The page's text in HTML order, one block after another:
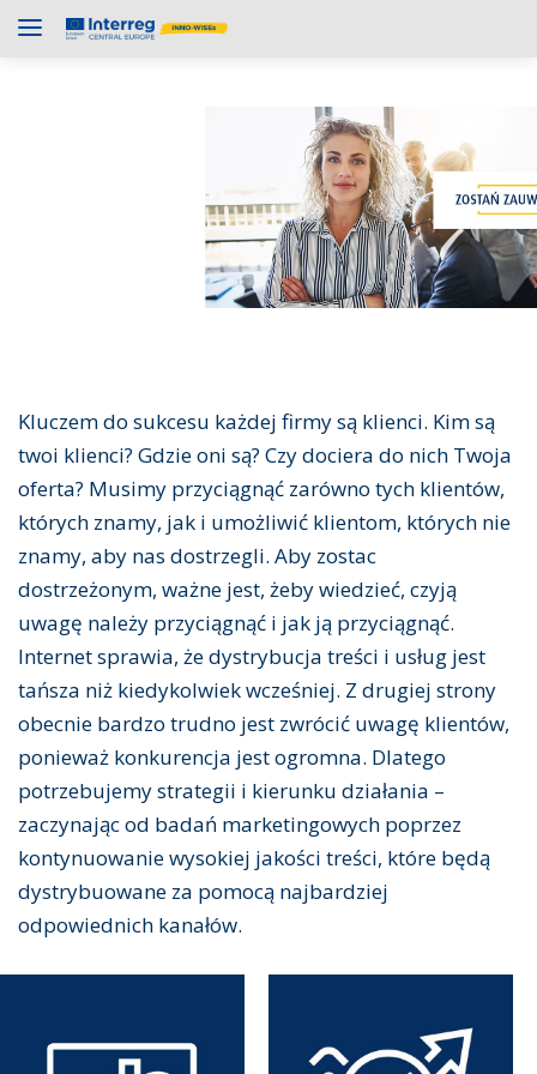
Kluczem do sukcesu każdej firmy są klienci. Kim są
twoi klienci? Gdzie oni są? Czy dociera do nich Twoja
oferta? Musimy przyciągnąć zarówno tych klientów,
których znamy, jak i umożliwić klientom, których nie
znamy, aby nas dostrzegli. Aby zostac
dostrzeżonym, ważne jest, żeby wiedzieć, czyją
uwagę należy przyciągnąć i jak ją przyciągnąć.
Internet sprawia, że ​​dystrybucja treści i usług jest
tańsza niż kiedykolwiek wcześniej. Z drugiej strony
obecnie bardzo trudno jest zwrócić uwagę klientów,
ponieważ konkurencja jest ogromna. Dlatego
potrzebujemy strategii i kierunku działania –
zaczynając od badań marketingowych poprzez
kontynuowanie wysokiej jakości treści, które będą
dystrybuowane za pomocą najbardziej
odpowiednich kanałów.